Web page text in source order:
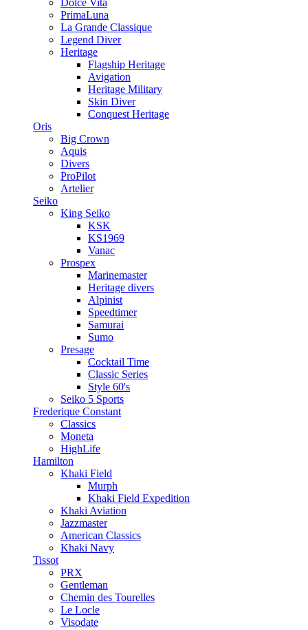
Dolce Vita
PrimaLuna
La Grande Classique
Legend Diver
Heritage
Flagship Heritage
Avigation
Heritage Military
Skin Diver
Conquest Heritage
Oris
Big Crown
Aquis
Divers
ProPilot
Artelier
Seiko
King Seiko
KSK
KS1969
Vanac
Prospex
Marinemaster
Heritage divers
Alpinist
Speedtimer
Samurai
Sumo
Presage
Cocktail Time
Classic Series
Style 60's
Seiko 5 Sports
Frederique Constant
Classics
Moneta
HighLife
Hamilton
Khaki Field
Murph
Khaki Field Expedition
Khaki Aviation
Jazzmaster
American Classics
Khaki Navy
Tissot
PRX
Gentleman
Chemin des Tourelles
Le Locle
Visodate